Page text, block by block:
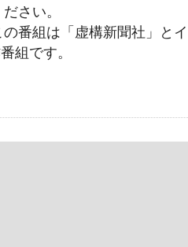
ださい。
の番組は「虚構新聞社」と
組です。